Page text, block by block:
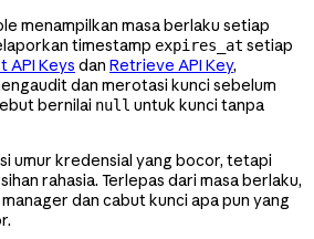
menampilkan masa berlaku setiap
timestamp expires_at setiap
API Keys dan Retrieve API Key,
dan merotasi kunci sebelum
bernilai null untuk kunci tanpa
umur kredensial yang bocor, tetapi
rahasia. Terlepas dari masa berlaku,
dan cabut kunci apa pun yang